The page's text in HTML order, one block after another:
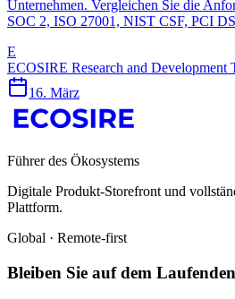
Unternehmen. Vergleichen Sie die
SOC 2, ISO 27001, NIST CSF, PCI
E
ECOSIRE Research and Development
16. März
Führer des Ökosystems
Digitale Produkt-Storefront und
Plattform.
Global · Remote-first
Bleiben Sie auf dem Laufenden